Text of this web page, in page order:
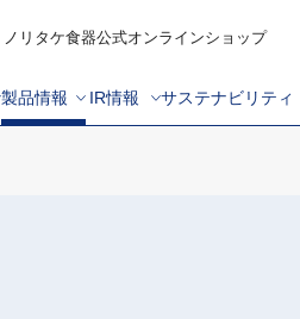
ノリタケ食器公式オンラインショップ
製品情報 IR情報 サステナビリティ